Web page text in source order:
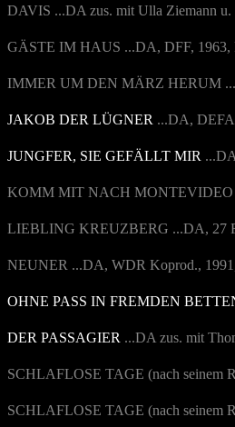
DAVIS ...DA zus. mit Ulla Ziemann u.
GÄSTE IM HAUS ...DA, DFF, 1963,
IMMER UM DEN MÄRZ HERUM
JAKOB DER LÜGNER ...DA,
JUNGFER, SIE GEFÄLLT MIR
KOMM MIT NACH MONTEVIDEO
LIEBLING KREUZBERG ...DA, 27
NEUNER ...DA, WDR Koprod.,
OHNE PASS IN FREMDEN BETTEN
DER PASSAGIER ...DA zus. mit
SCHLAFLOSE TAGE (nach seinem
SCHLAFLOSE TAGE (nach seinem